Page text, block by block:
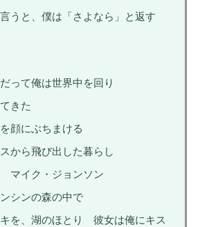
うと、僕は「さよなら」と返す
って俺は世界中を回り
きた
顔にぶちまける
から飛び出した暮らし
マイク・ジョンソン
シンの森の中で
を、湖のほとり 彼女は俺にキス